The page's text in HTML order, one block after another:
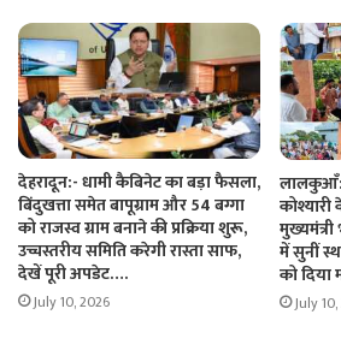
देहरादून:- धामी कैबिनेट का बड़ा फैसला,
बिंदुखत्ता समेत बापूग्राम और 54 बग्गा
को राजस्व ग्राम बनाने की प्रक्रिया शुरू,
उच्चस्तरीय समिति करेगी रास्ता साफ,
देखें पूरी अपडेट….
July 10, 2026
लालकुआँ:-
में सुनीं
को दिया
July